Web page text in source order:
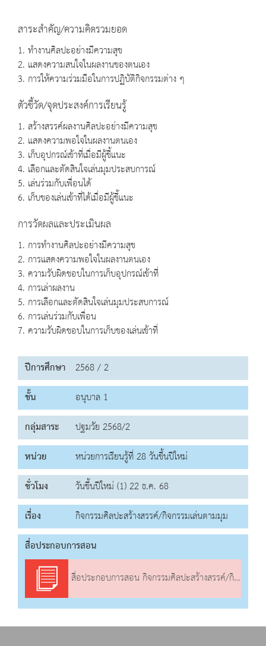
สาระสำคัญ/ความคิดรวมยอด
1. ทำงานศิลปะอย่างมีความสุข
2. แสดงความสนใจในผลงานของตนเอง
3. การให้ความร่วมมือในการปฏิบัติกิจกรรมต่าง ๆ
ตัวชี้วัด/จุดประสงค์การเรียนรู้
1. สร้างสรรค์ผลงานศิลปะอย่างมีความสุข
2. แสดงความพอใจในผลงานตนเอง
3. เก็บอุปกรณ์เข้าที่เมื่อมีผู้ชี้แนะ
4. เลือกและตัดสินใจเล่นมุมประสบการณ์
5. เล่นร่วมกับเพื่อนได้
6. เก็บของเล่นเข้าที่ได้เมื่อมีผู้ชี้แนะ
การวัดผลและประเมินผล
1. การทำงานศิลปะอย่างมีความสุข
2. การแสดงความพอใจในผลงานตนเอง
3. ความรับผิดชอบในการเก็บอุปกรณ์เข้าที่
4. การเล่าผลงาน
5. การเลือกและตัดสินใจเล่นมุมประสบการณ์
6. การเล่นร่วมกับเพื่อน
7. ความรับผิดชอบในการเก็บของเล่นเข้าที่
ปีการศึกษา 2568 / 2
ชั้น
อนุบาล 1
กลุ่มสาระ
ปฐมวัย 2568/2
หน่วย
หน่วยการเรียนรู้ที่ 28 วันขึ้นปีใหม่
ชั่วโมง
วันขึ้นปีใหม่ (1) 22 ธ.ค. 68
เรื่อง
กิจกรรมศิลปะสร้างสรรค์/กิจกรรมเล่นตามมุม
สื่อประกอบการสอน
สื่อประกอบการสอน กิจกรรมศิลปะสร้างสรรค์/กิจกรรมเล่นตามมุม